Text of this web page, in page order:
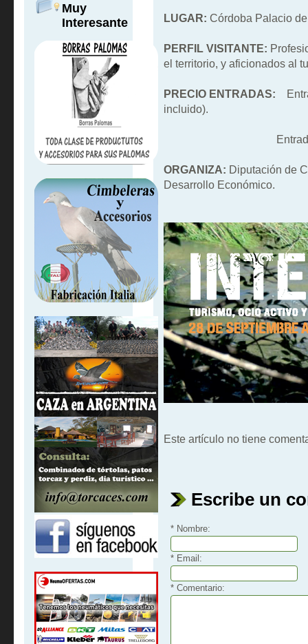
Muy
Interesante
LUGAR: Córdoba Palacio
PERFIL VISITANTE:
el territorio, y aficionados al
PRECIO ENTRADAS:
incluido).
Entrada infantil
ORGANIZA: Diputación de
Desarrollo Económico.
Este artículo no tiene
Escribe un
* Nombre:
* Email:
* Comentario: